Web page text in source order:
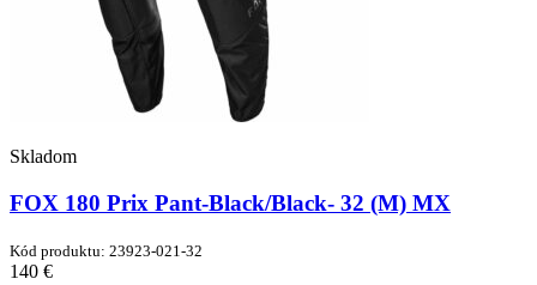
Skladom
FOX 180 Prix Pant-Black/Black- 32 (M) MX
Kód produktu: 23923-021-32
140 €